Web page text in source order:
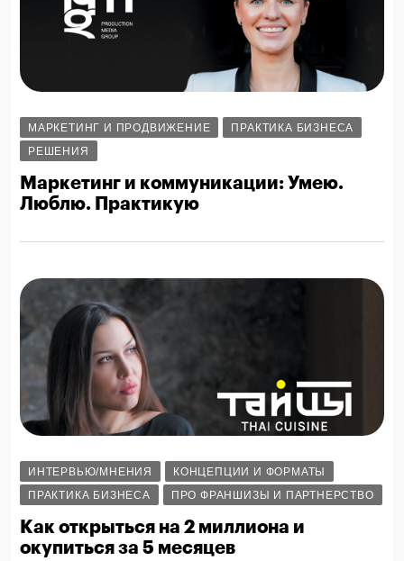
МАРКЕТИНГ И ПРОДВИЖЕНИЕ
ПРАКТИКА БИЗНЕСА
РЕШЕНИЯ
Маркетинг и коммуникации: Умею.
Люблю. Практикую
ИНТЕРВЬЮ/МНЕНИЯ
КОНЦЕПЦИИ И ФОРМАТЫ
ПРАКТИКА БИЗНЕСА
ПРО ФРАНШИЗЫ И ПАРТНЕРСТВО
Как открыться на 2 миллиона и
окупиться за 5 месяцев